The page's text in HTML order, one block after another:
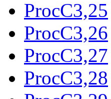
ProcC3,25
ProcC3,26
ProcC3,27
ProcC3,28